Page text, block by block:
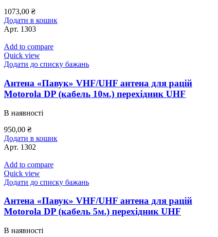
1073,00 ₴
Додати в кошик
Арт. 1303
Add to compare
Quick view
Додати до списку бажань
Антена «Павук» VHF/UHF антена для рацій
Motorola DP (кабель 10м.) перехідник UHF
В наявності
950,00 ₴
Додати в кошик
Арт. 1302
Add to compare
Quick view
Додати до списку бажань
Антена «Павук» VHF/UHF антена для рацій
Motorola DP (кабель 5м.) перехідник UHF
В наявності